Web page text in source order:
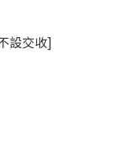
設交收]